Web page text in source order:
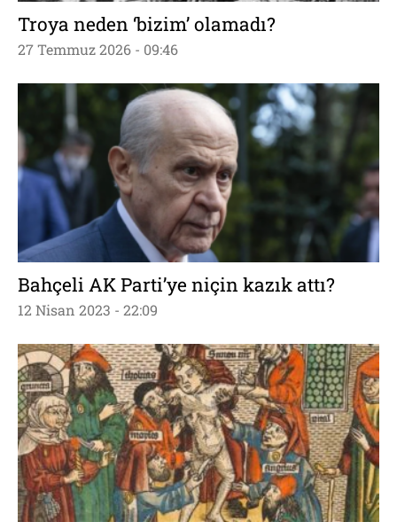
Troya neden ‘bizim’ olamadı?
27 Temmuz 2026 - 09:46
Bahçeli AK Parti’ye niçin kazık attı?
12 Nisan 2023 - 22:09